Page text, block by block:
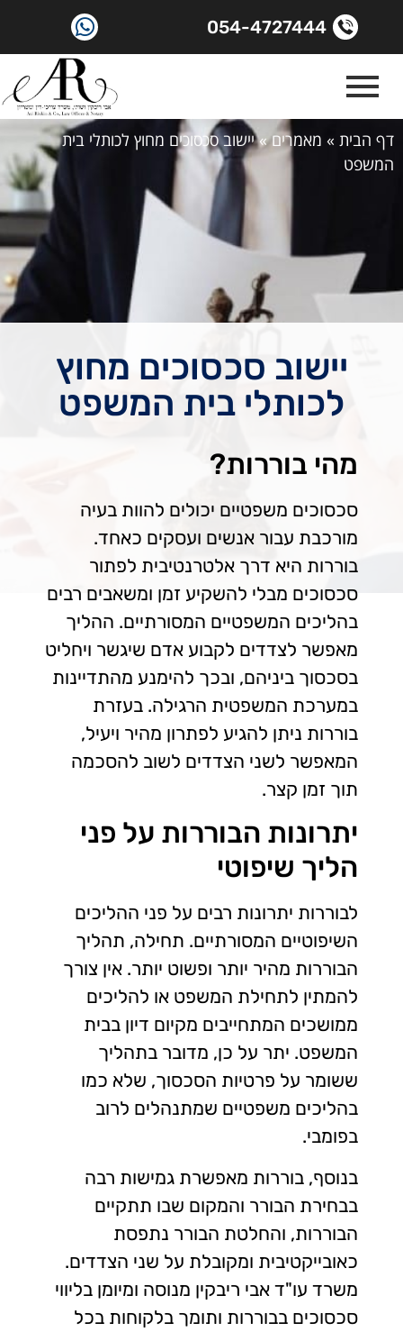
054-4727444
דף הבית » מאמרים»יישוב סכסוכים מחוץ לכותלי בית
המשפט
יישוב סכסוכים מחוץ
לכותלי בית המשפט
מהי בוררות?
סכסוכים משפטיים יכולים להוות בעיה
מורכבת עבור אנשים ועסקים כאחד.
בוררות היא דרך אלטרנטיבית לפתור
סכסוכים מבלי להשקיע זמן ומשאבים רבים
בהליכים המשפטיים המסורתיים. ההליך
מאפשר לצדדים לקבוע אדם שיגשר ויחליט
בסכסוך ביניהם, ובכך להימנע מהתדיינות
במערכת המשפטית הרגילה. בעזרת
בוררות ניתן להגיע לפתרון מהיר ויעיל,
המאפשר לשני הצדדים לשוב להסכמה
תוך זמן קצר.
יתרונות הבוררות על פני
הליך שיפוטי
לבוררות יתרונות רבים על פני ההליכים
השיפוטיים המסורתיים. תחילה, תהליך
הבוררות מהיר יותר ופשוט יותר. אין צורך
להמתין לתחילת המשפט או להליכים
ממושכים המתחייבים מקיום דיון בבית
המשפט. יתר על כן, מדובר בתהליך
ששומר על פרטיות הסכסוך, שלא כמו
בהליכים משפטיים שמתנהלים לרוב
בפומבי.
בנוסף, בוררות מאפשרת גמישות רבה
בבחירת הבורר והמקום שבו תתקיים
הבוררות, והחלטת הבורר נתפסת
כאובייקטיבית ומקובלת על שני הצדדים.
משרד עו"ד אבי ריבקין מנוסה ומיומן בליווי
סכסוכים בבוררות ותומך בלקוחות בכל